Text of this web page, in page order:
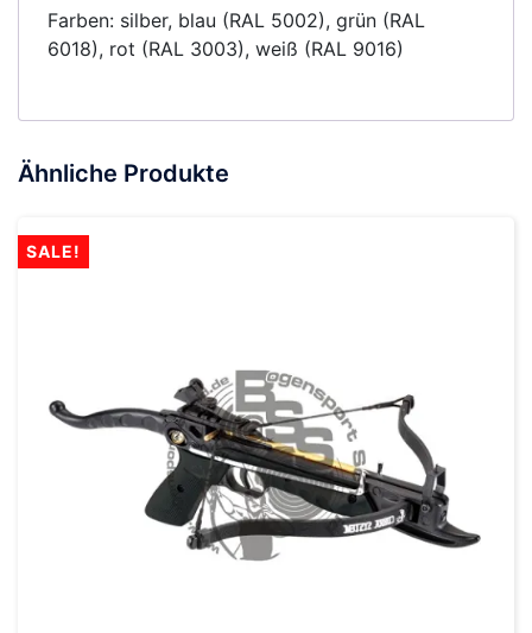
Farben: silber, blau (RAL 5002), grün (RAL
6018), rot (RAL 3003), weiß (RAL 9016)
Ähnliche Produkte
SALE!